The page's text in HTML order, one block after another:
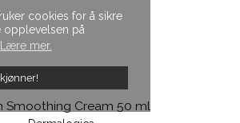
cookies for å sikre
opplevelsen på
Lære mer.
Smoothing Cream 50 ml